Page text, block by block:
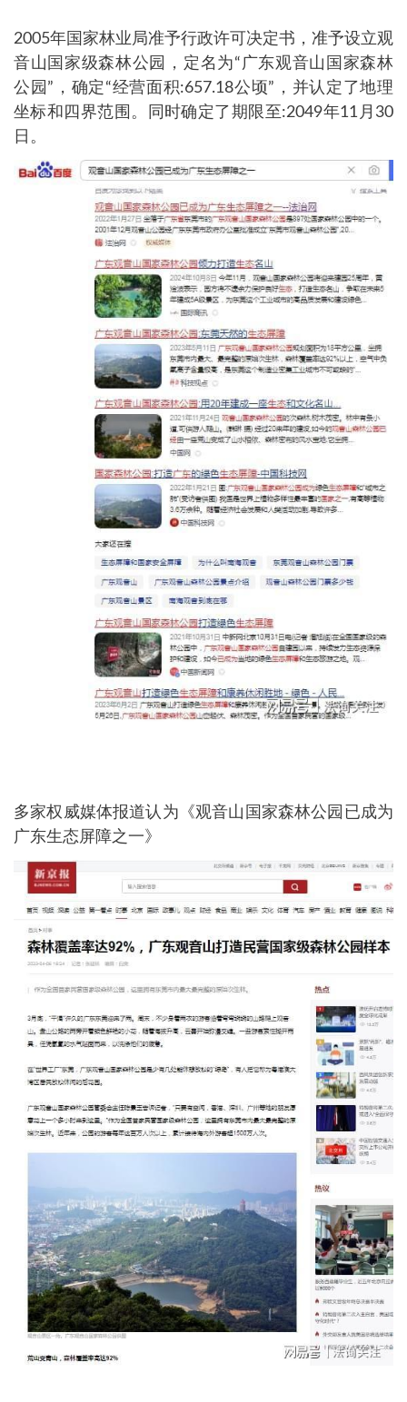
2005年国家林业局准予行政许可决定书，准予设立观
音山国家级森林公园，定名为“广东观音山国家森林
公园”，确定“经营面积:657.18公顷”，并认定了地理
坐标和四界范围。同时确定了期限至:2049年11月30
日。
多家权威媒体报道认为《观音山国家森林公园已成为
广东生态屏障之一》